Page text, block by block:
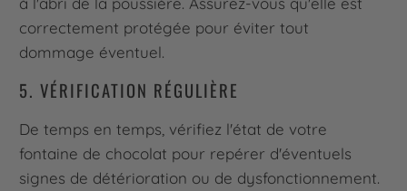
correctement protégée pour éviter tout
dommage éventuel.
5. VÉRIFICATION RÉGULIÈRE
De temps en temps, vérifiez l'état de votre
fontaine de chocolat pour repérer d'éventuels
signes de détérioration ou de dysfonctionnement.